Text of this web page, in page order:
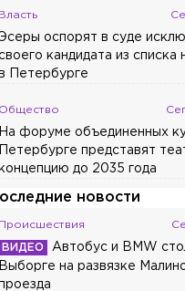
Власть
оспорят в суде
кандидата из списка
Петербурге
Общество
На форуме объединенных
Петербурге представят
до 2035 года
новости
Происшествия
Автобус и BMW
Выборге на развязке